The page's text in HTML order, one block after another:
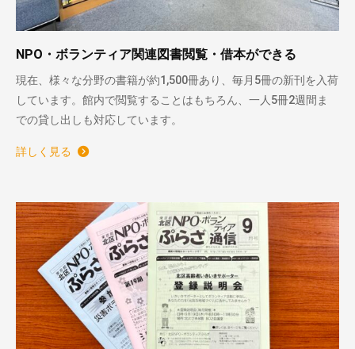
NPO・ボランティア関連図書閲覧・借本ができる
現在、様々な分野の書籍が約1,500冊あり、毎月5冊の新刊を入荷
しています。館内で閲覧することはもちろん、一人5冊2週間ま
での貸し出しも対応しています。
詳しく見る